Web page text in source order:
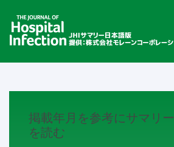
掲載年月を参考にサマリー
を読む